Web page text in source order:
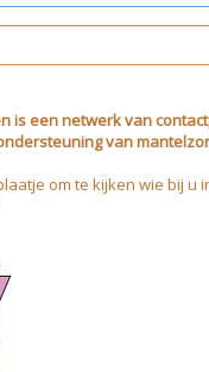
is een netwerk van
van
om te kijken wie bij u